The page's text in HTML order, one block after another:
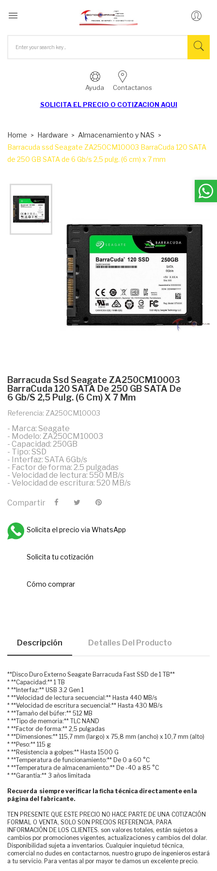

Ayuda Contactanos
SOLICITA EL PRECIO O COTIZACION AQUI
Home Hardware
Almacenamiento y NAS
Barracuda ssd Seagate ZA250CM10003 BarraCuda 120 SATA
de 250 GB SATA de 6 Gb/s 2,5 pulg. (6 cm) x 7 mm
Barracuda Ssd Seagate ZA250CM10003
BarraCuda 120 SATA De 250 GB SATA De
6 Gb/s 2,5 Pulg. (6 Cm) X 7 Mm
Referencia: ZA250CM10003
- Marca: Seagate
- Modelo: ZA250CM10003
- Capacidad: 250GB
- Tipo: SSD
- Interfaz: SATA 6Gb/s
- Factor de forma: 2.5 pulgadas
- Velocidad de lectura: 550 MB/s
- Velocidad de escritura: 520 MB/s
Compartir
Solicita el precio via WhatsApp
Solicita tu cotización
Cómo comprar
Descripción Detalles Del Producto
**Disco Duro Externo Seagate Barracuda Fast SSD de 1 TB**
* **Capacidad:** 1 TB
* **Interfaz:** USB 3.2 Gen 1
* **Velocidad de lectura secuencial:** Hasta 440 MB/s
* **Velocidad de escritura secuencial:** Hasta 430 MB/s
* **Tamaño del búfer:** 512 MB
* **Tipo de memoria:** TLC NAND
* **Factor de forma:** 2,5 pulgadas
* **Dimensiones:** 115,7 mm (largo) x 75,8 mm (ancho) x 10,7 mm (alto)
* **Peso:** 115 g
* **Resistencia a golpes:** Hasta 1500 G
* **Temperatura de funcionamiento:** De 0 a 60 °C
* **Temperatura de almacenamiento:** De -40 a 85 °C
* **Garantía:** 3 años limitada
Recuerda siempre verificar la ficha técnica directamente en la
página del fabricante.
TEN PRESENTE QUE ESTE PRECIO NO HACE PARTE DE UNA COTIZACIÓN
FORMAL O VENTA, SOLO SON PRECIOS REFERENCIA, PARA
INFORMACIÓN DE LOS CLIENTES. son valores totales, están sujetos a
cambios por promociones vigentes, actualizaciones y cambios del dolar.
Disponibilidad sujeta a inventarios. Cualquier inquietud técnica,
comercial no dudes en contactarnos, nuestro grupo de ingenieros estará
a tu servicio. Para ventas al por mayor te damos un excelente precio.